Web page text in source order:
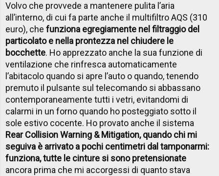
Volvo che provvede a mantenere pulita l’aria
all’interno, di cui fa parte anche il multifiltro AQS (310
euro), chefunziona egregiamente nel filtraggio del
particolato e nella prontezza nel chiudere le
bocchette. Ho apprezzato anche la sua funzione di
ventilazione che rinfresca automaticamente
l’abitacolo quando si apre l’auto o quando, tenendo
premuto il pulsante sul telecomando si abbassano
contemporaneamente tutti i vetri, evitandomi di
calarmi in un forno quando ho posteggiato sotto il
sole estivo cocente. Ho provato anche il sistema
Rear Collision Warning & Mitigation, quando chi mi
seguiva è arrivato a pochi centimetri dal tamponarmi:
funziona, tutte le cinture si sono pretensionate
ancora prima che mi accorgessi di quanto stava